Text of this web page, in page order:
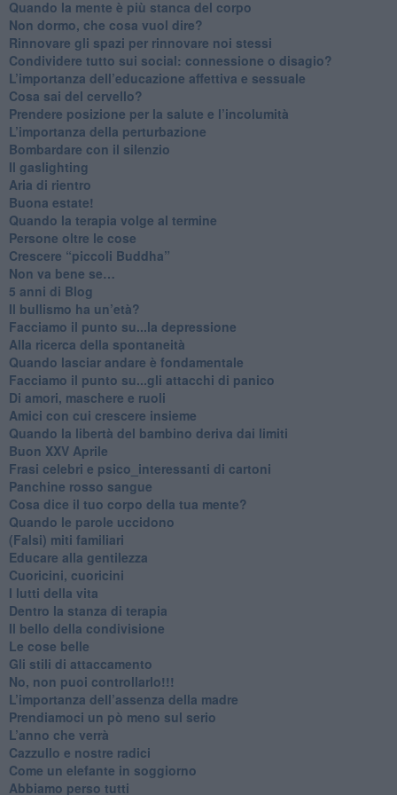
​Quando la mente è più stanca del corpo
Non dormo, che cosa vuol dire?
​Rinnovare gli spazi per rinnovare noi stessi
​Condividere tutto sui social: connessione o disagio?
​L’importanza dell’educazione affettiva e sessuale
​Cosa sai del cervello?
Prendere posizione per la salute e l’incolumità
L’importanza della perturbazione
​Bombardare con il silenzio
Il gaslighting
Aria di rientro
Buona estate!
​Quando la terapia volge al termine
​Persone oltre le cose
​Crescere “piccoli Buddha”
Non va bene se…
​5 anni di Blog
​Il bullismo ha un’età?
Facciamo il punto su...la depressione
​Alla ricerca della spontaneità
​Quando lasciar andare è fondamentale
Facciamo il punto su...gli attacchi di panico
Di amori, maschere e ruoli
​Amici con cui crescere insieme
​Quando la libertà del bambino deriva dai limiti
Buon XXV Aprile
​Frasi celebri e psico_interessanti di cartoni
​Panchine rosso sangue
​Cosa dice il tuo corpo della tua mente?
​Quando le parole uccidono
​(Falsi) miti familiari
​Educare alla gentilezza
​Cuoricini, cuoricini
I lutti della vita
​Dentro la stanza di terapia
​Il bello della condivisione
Le cose belle
​Gli stili di attaccamento
No, non puoi controllarlo!!!
​L’importanza dell’assenza della madre
​Prendiamoci un pò meno sul serio
​L’anno che verrà
​Cazzullo e nostre radici
​Come un elefante in soggiorno
​Abbiamo perso tutti